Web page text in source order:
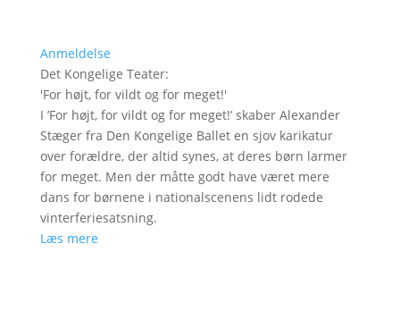
Anmeldelse
Det Kongelige Teater:
'For højt, for vildt og for meget!'
I ’For højt, for vildt og for meget!’ skaber Alexander
Stæger fra Den Kongelige Ballet en sjov karikatur
over forældre, der altid synes, at deres børn larmer
for meget. Men der måtte godt have været mere
dans for børnene i nationalscenens lidt rodede
vinterferiesatsning.
Læs mere